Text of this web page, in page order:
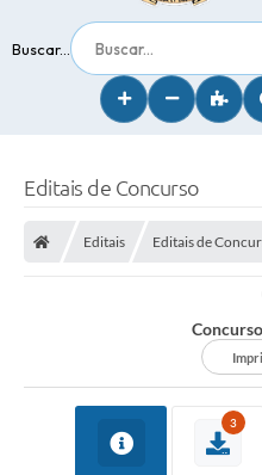
Buscar...
Editais de Concurso
Editais Editais de
3